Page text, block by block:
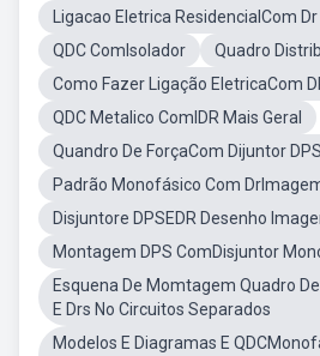
Ligacao Eletrica ResidencialCom Dr
QDC ComIsolador
Quadro
Como Fazer Ligação EletricaCom
QDC Metalico ComIDR Mais Geral
Quandro De ForçaCom Dijuntor DPS
Padrão Monofásico Com
Disjuntore DPSEDR Desenho
Montagem DPS ComDisjuntor
Esquena De Momtagem Quadro
E Drs No Circuitos Separados
Modelos E Diagramas E